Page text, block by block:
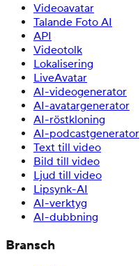
Videoavatar
Talande Foto AI
API
Videotolk
Lokalisering
LiveAvatar
AI-videogenerator
AI-avatargenerator
AI-röstkloning
AI-podcastgenerator
Text till video
Bild till video
Ljud till video
Lipsynk-AI
AI-verktyg
AI-dubbning
Bransch